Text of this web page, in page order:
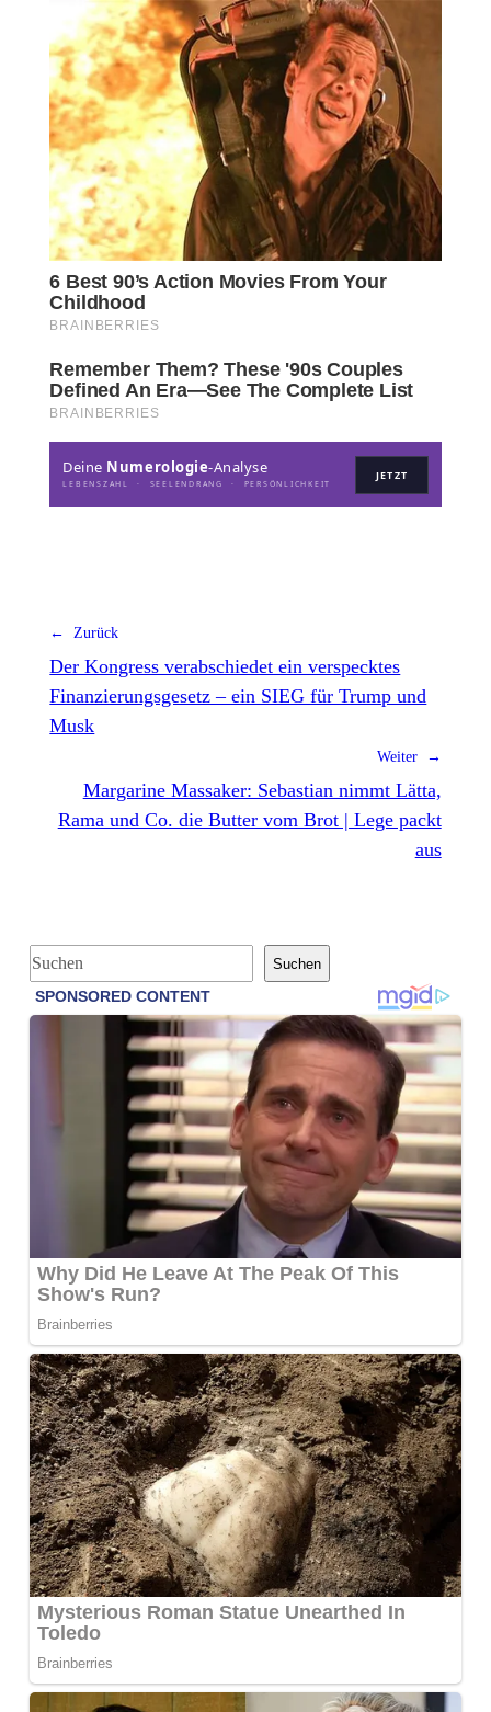
Deine Numerologie-Analyse
LEBENSZAHL · SEELENDRANG · PERSÖNLICHKEIT
JETZT
← Zurück
Der Kongress verabschiedet ein verspecktes
Finanzierungsgesetz – ein SIEG für Trump und
Musk
Weiter →
Margarine Massaker: Sebastian nimmt Lätta,
Rama und Co. die Butter vom Brot | Lege packt
aus
S
u
Suchen